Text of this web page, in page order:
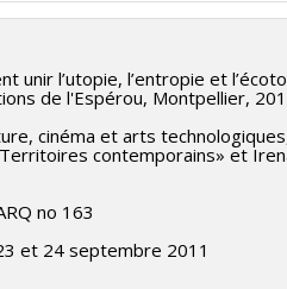
l’utopie, l’entropie et
de l'Espérou, Montpellier,
cinéma et arts
contemporains» et
no 163
et 24 septembre 2011